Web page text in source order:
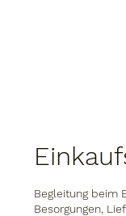
Begleitung beim
Besorgungen,